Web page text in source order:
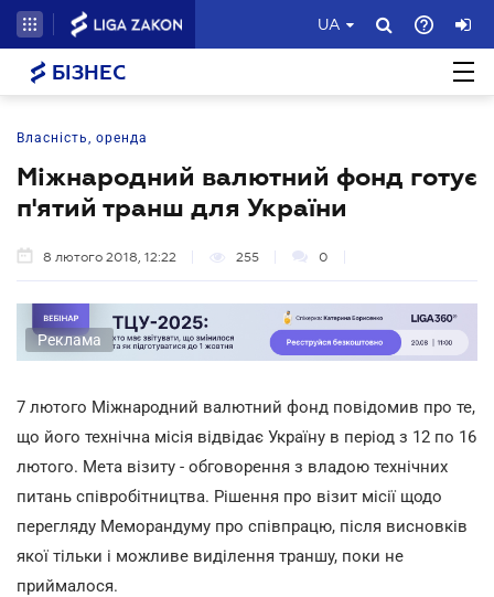
UA
БІЗНЕС
Власність, оренда
Міжнародний валютний фонд готує
п'ятий транш для України
8 лютого 2018, 12:22 255 0
Реклама
7 лютого Міжнародний валютний фонд повідомив про те,
що його технічна місія відвідає Україну в період з 12 по 16
лютого. Мета візиту - обговорення з владою технічних
питань співробітництва. Рішення про візит місії щодо
перегляду Меморандуму про співпрацю, після висновків
якої тільки і можливе виділення траншу, поки не
приймалося.